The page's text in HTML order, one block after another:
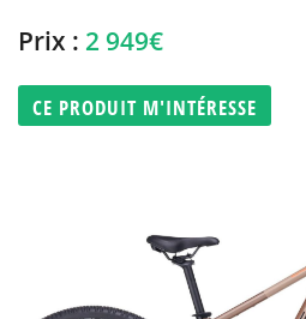
Prix : 2 949€
CE PRODUIT M'INTÉRESSE